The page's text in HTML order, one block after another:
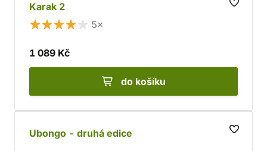
Karak 2
5×
1 089 Kč
do košíku
Ubongo - druhá edice